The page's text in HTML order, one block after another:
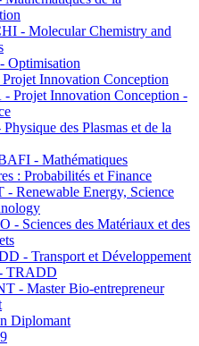
- Molecular Chemistry and
Optimisation
Innovation Conception
Projet Innovation Conception -
des Plasmas et de la
- Mathématiques
: Probabilités et Finance
- Renewable Energy, Science
- Sciences des Matériaux et des
- Transport et Développement
TRADD
- Master Bio-entrepreneur
Diplomant